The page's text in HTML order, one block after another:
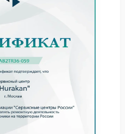
в индивидуальном
ремонт
плохо включаться
стоит рассмотреть
специалисты
и проводят
устранению неполадки.